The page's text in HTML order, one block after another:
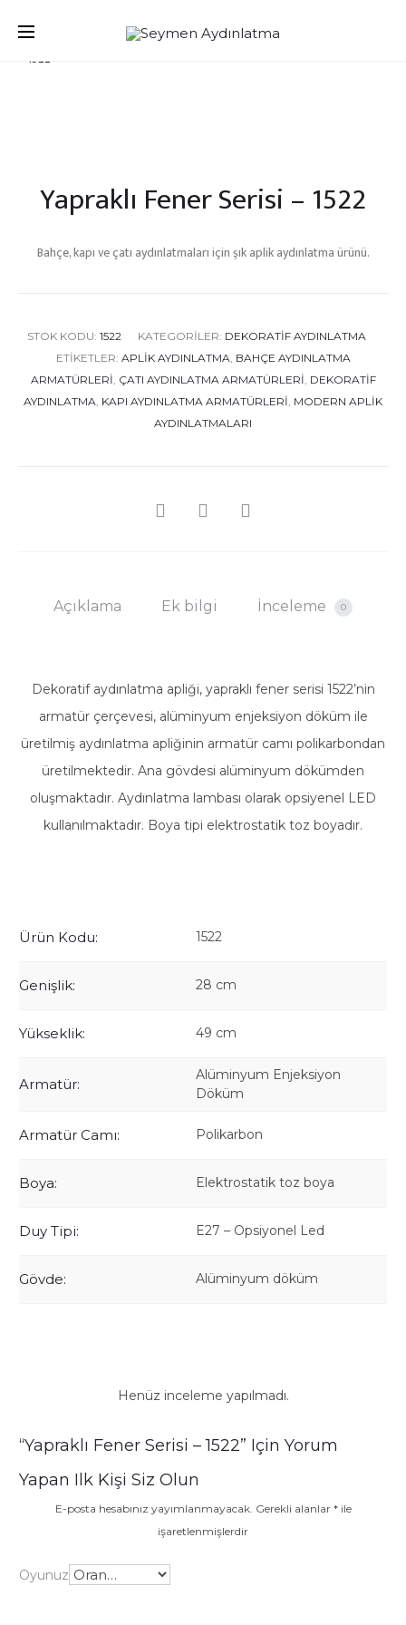
Ana Sayfa Dekoratif Aydınlatma
Yapraklı Fener Serisi
– 1522
Yapraklı Fener Serisi – 1522
Bahçe, kapı ve çatı aydınlatmaları için şık aplik aydınlatma ürünü.
STOK KODU: 1522 KATEGORILER: DEKORATIF AYDINLATMA
ETIKETLER: APLIK AYDINLATMA, BAHÇE AYDINLATMA
ARMATÜRLERI, ÇATI AYDINLATMA ARMATÜRLERI, DEKORATIF
AYDINLATMA, KAPI AYDINLATMA ARMATÜRLERI, MODERN APLIK
AYDINLATMALARI
SHARE
Açıklama Ek bilgi İnceleme 0
Dekoratif aydınlatma apliği, yapraklı fener serisi 1522’nin
armatür çerçevesi, alüminyum enjeksiyon döküm ile
üretilmiş aydınlatma apliğinin armatür camı polikarbondan
üretilmektedir. Ana gövdesi alüminyum dökümden
oluşmaktadır. Aydınlatma lambası olarak opsiyenel LED
kullanılmaktadır. Boya tipi elektrostatik toz boyadır.
Ürün Kodu: 1522
Genişlik: 28 cm
Yükseklik: 49 cm
Armatür:
Alüminyum Enjeksiyon
Döküm
Armatür Camı: Polikarbon
Boya: Elektrostatik toz boya
Duy Tipi: E27 – Opsiyonel Led
Gövde: Alüminyum döküm
İ
n
l
Henüz inceleme yapılmadı.
“Yapraklı Fener Serisi – 1522” Için Yorum
Yapan Ilk Kişi Siz Olun
E-posta hesabınız yayımlanmayacak. Gerekli alanlar *ile
işaretlenmişlerdir
Oyunuz